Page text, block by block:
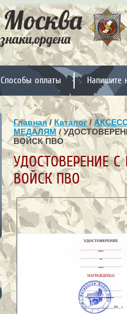
Способы оплаты Напишите
Главная/ Каталог/
МЕДАЛЯМ /
ВОЙСК ПВО
УДОСТОВЕРЕНИЕ
ВОЙСК ПВО